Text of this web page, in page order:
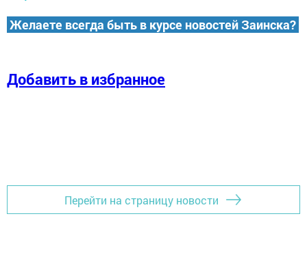
Желаете всегда быть в курсе новостей Заинска?
Добавить в избранное
Перейти на страницу новости